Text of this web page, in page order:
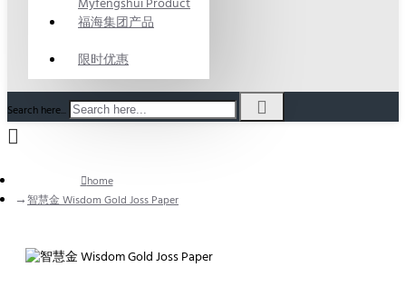
Myfengshui Product
福海集团产品
限时优惠
Search here...
home
智慧金 Wisdom Gold Joss Paper